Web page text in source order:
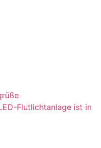
Flutlichtanlage ist in